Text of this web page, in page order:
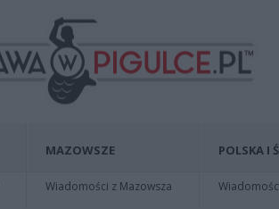
MAZOWSZE
Wiadomości z Mazowsza
POLSKA I